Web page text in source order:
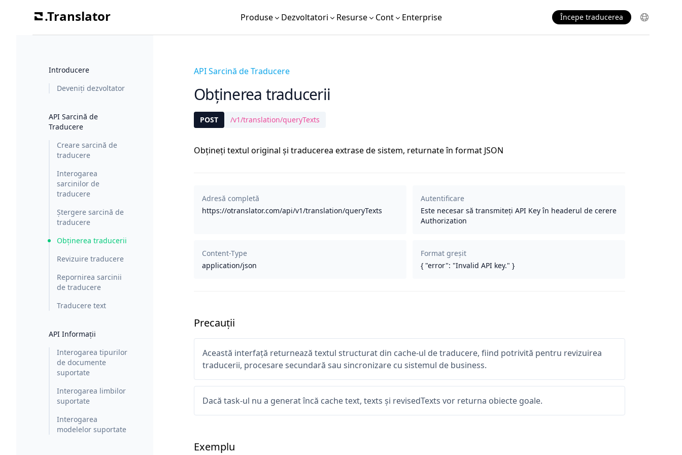
.Translator Produse Dezvoltatori Resurse Cont Enterprise Începe traducerea
Introducere
Deveniți dezvoltator
API Sarcină de
Traducere
Creare sarcină de
traducere
Interogarea
sarcinilor de
traducere
Ștergere sarcină de
traducere
Obținerea traducerii
Revizuire traducere
Repornirea sarcinii
de traducere
Traducere text
API Informații
Interogarea tipurilor
de documente
suportate
Interogarea limbilor
suportate
Interogarea
modelelor suportate
API Sarcină de Traducere
Obținerea traducerii
POST /v1/translation/queryTexts
Obțineți textul original și traducerea extrase de sistem, returnate în format JSON
Adresă completă
https://otranslator.com/api/v1/translation/queryTexts
Autentificare
Este necesar să transmiteți API Key în headerul de cerere
Authorization
Content-Type
application/json
Format greșit
{ "error": "Invalid API key." }
Precauții
Această interfață returnează textul structurat din cache-ul de traducere, fiind potrivită pentru revizuirea
traducerii, procesare secundară sau sincronizare cu sistemul de business.
Dacă task-ul nu a generat încă cache text, texts și revisedTexts vor returna obiecte goale.
Exemplu